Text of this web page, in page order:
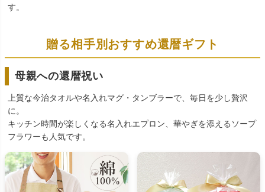
す。
贈る相手別おすすめ還暦ギフト
母親への還暦祝い
上質な今治タオルや名入れマグ・タンブラーで、毎日を少し贅沢
に。
キッチン時間が楽しくなる名入れエプロン、華やぎを添えるソープ
フラワーも人気です。